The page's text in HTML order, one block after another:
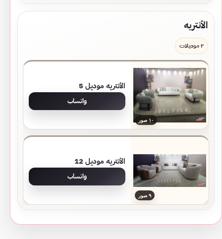
الأنتريه
٢ موديلات
١٠ صور
الأنتريه موديل 5
واتساب
٩ صور
الأنتريه موديل 12
واتساب